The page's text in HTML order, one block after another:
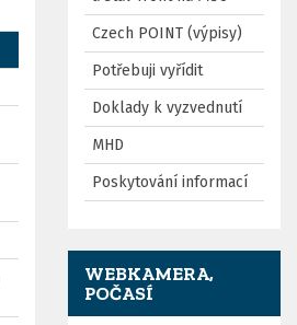
Czech POINT (výpisy)
Potřebuji vyřídit
Doklady k vyzvednutí
MHD
Poskytování informací
WEBKAMERA,
POČASÍ